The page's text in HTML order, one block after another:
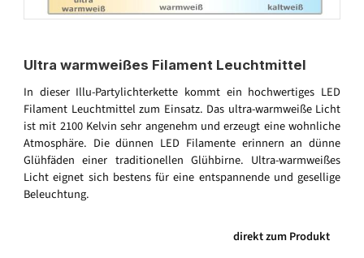
Ultra warmweißes Filament Leuchtmittel
In dieser Illu-Partylichterkette kommt ein hochwertiges LED
Filament Leuchtmittel zum Einsatz. Das ultra-warmweiße Licht
ist mit 2100 Kelvin sehr angenehm und erzeugt eine wohnliche
Atmosphäre. Die dünnen LED Filamente erinnern an dünne
Glühfäden einer traditionellen Glühbirne. Ultra-warmweißes
Licht eignet sich bestens für eine entspannende und gesellige
Beleuchtung.
direkt zum Produkt